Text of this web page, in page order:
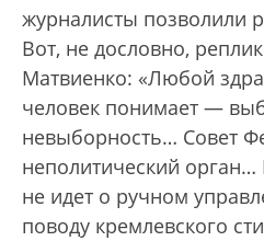
журналисты позволили
Вот, не дословно,
Матвиенко: «Любой
человек понимает —
невыборность… Совет
неполитический
не идет о ручном
поводу кремлевского